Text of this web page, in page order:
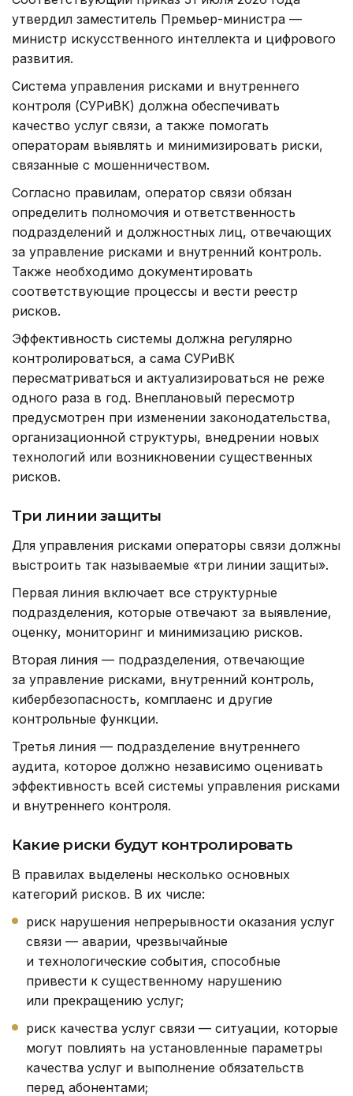
утвердил заместитель Премьер-министра —
министр искусственного интеллекта и цифрового
развития.
Система управления рисками и внутреннего
контроля (СУРиВК) должна обеспечивать
качество услуг связи, а также помогать
операторам выявлять и минимизировать риски,
связанные с мошенничеством.
Согласно правилам, оператор связи обязан
определить полномочия и ответственность
подразделений и должностных лиц, отвечающих
за управление рисками и внутренний контроль.
Также необходимо документировать
соответствующие процессы и вести реестр
рисков.
Эффективность системы должна регулярно
контролироваться, а сама СУРиВК
пересматриваться и актуализироваться не реже
одного раза в год. Внеплановый пересмотр
предусмотрен при изменении законодательства,
организационной структуры, внедрении новых
технологий или возникновении существенных
рисков.
Три линии защиты
Для управления рисками операторы связи должны
выстроить так называемые «три линии защиты».
Первая линия включает все структурные
подразделения, которые отвечают за выявление,
оценку, мониторинг и минимизацию рисков.
Вторая линия — подразделения, отвечающие
за управление рисками, внутренний контроль,
кибербезопасность, комплаенс и другие
контрольные функции.
Третья линия — подразделение внутреннего
аудита, которое должно независимо оценивать
эффективность всей системы управления рисками
и внутреннего контроля.
Какие риски будут контролировать
В правилах выделены несколько основных
категорий рисков. В их числе:
риск нарушения непрерывности оказания услуг
связи — аварии, чрезвычайные
и технологические события, способные
привести к существенному нарушению
или прекращению услуг;
риск качества услуг связи — ситуации, которые
могут повлиять на установленные параметры
качества услуг и выполнение обязательств
перед абонентами;